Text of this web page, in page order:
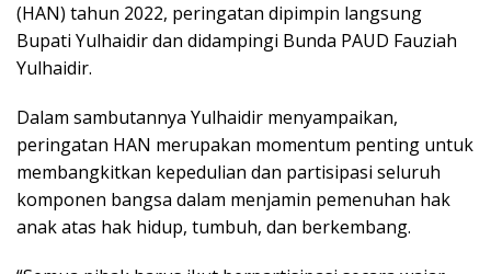
(HAN) tahun 2022, peringatan dipimpin langsung
Bupati Yulhaidir dan didampingi Bunda PAUD Fauziah
Yulhaidir.
Dalam sambutannya Yulhaidir menyampaikan,
peringatan HAN merupakan momentum penting untuk
membangkitkan kepedulian dan partisipasi seluruh
komponen bangsa dalam menjamin pemenuhan hak
anak atas hak hidup, tumbuh, dan berkembang.